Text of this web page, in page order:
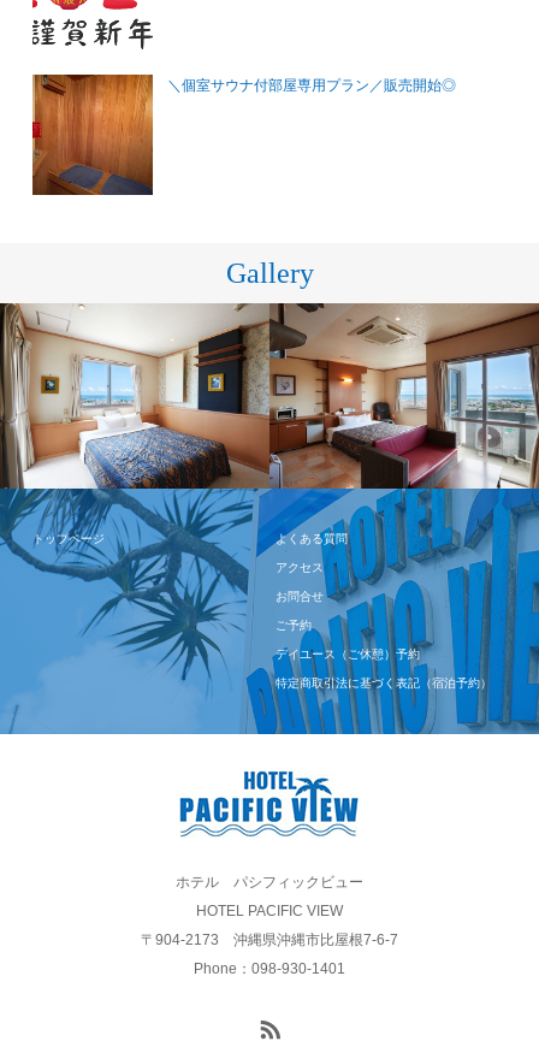
＼個室サウナ付部屋専用プラン／販売開始◎
Gallery
トップページ よくある質問
アクセス
お問合せ
ご予約
デイユース（ご休憩）予約
特定商取引法に基づく表記（宿泊予約）
ホテル パシフィックビュー
HOTEL PACIFIC VIEW
〒904-2173 沖縄県沖縄市比屋根7-6-7
Phone：098-930-1401